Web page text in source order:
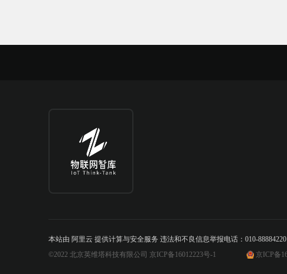
本站由 阿里云 提供计算与安全服务 违法和不良信息举报电话：010-
©2022 北京英维塔科技有限公司 京ICP备16012223号-1
京ICP备